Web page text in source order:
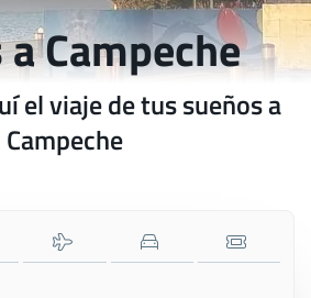
Campeche
el viaje de tus sueños a
Campeche